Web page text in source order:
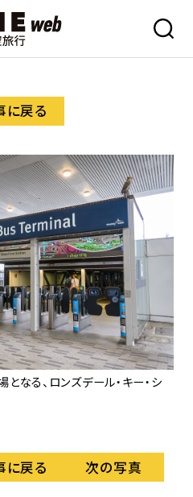
に戻る
なる、ロンズデール・キー・シ
に戻る 次の写真